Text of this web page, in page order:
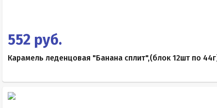
552 руб.
Карамель леденцовая "Банана сплит",(блок 12шт по